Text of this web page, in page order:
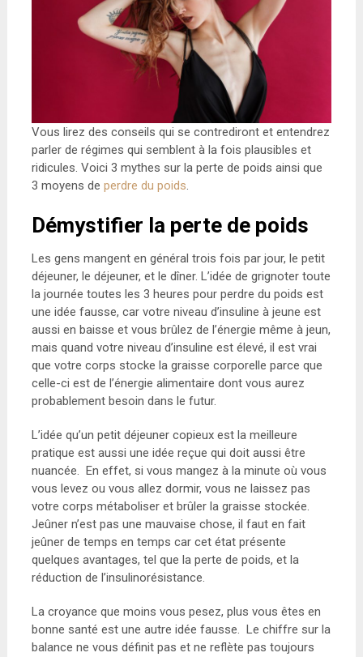
Vous lirez des conseils qui se contrediront et entendrez
parler de régimes qui semblent à la fois plausibles et
ridicules. Voici 3 mythes sur la perte de poids ainsi que
3 moyens de perdre du poids.
Démystifier la perte de poids
Les gens mangent en général trois fois par jour, le petit
déjeuner, le déjeuner, et le dîner. L’idée de grignoter toute
la journée toutes les 3 heures pour perdre du poids est
une idée fausse, car votre niveau d’insuline à jeune est
aussi en baisse et vous brûlez de l’énergie même à jeun,
mais quand votre niveau d’insuline est élevé, il est vrai
que votre corps stocke la graisse corporelle parce que
celle-ci est de l’énergie alimentaire dont vous aurez
probablement besoin dans le futur.
L’idée qu’un petit déjeuner copieux est la meilleure
pratique est aussi une idée reçue qui doit aussi être
nuancée. En effet, si vous mangez à la minute où vous
vous levez ou vous allez dormir, vous ne laissez pas
votre corps métaboliser et brûler la graisse stockée.
Jeûner n’est pas une mauvaise chose, il faut en fait
jeûner de temps en temps car cet état présente
quelques avantages, tel que la perte de poids, et la
réduction de l’insulinorésistance.
La croyance que moins vous pesez, plus vous êtes en
bonne santé est une autre idée fausse. Le chiffre sur la
balance ne vous définit pas et ne reflète pas toujours